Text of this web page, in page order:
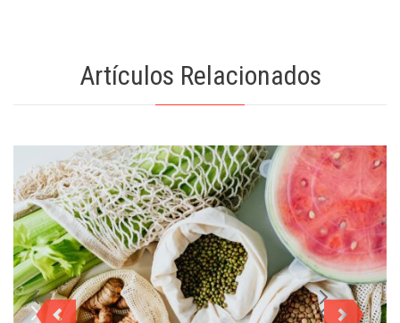
Artículos Relacionados